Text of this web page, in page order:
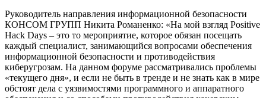
Руководитель направления информационной безопасности
КОНСОМ ГРУПП Никита Романенко: «На мой взгляд Positive
Hack Days – это то мероприятие, которое обязан посещать
каждый специалист, занимающийся вопросами обеспечения
информационной безопасности и противодействия
киберугрозам. На данном форуме рассматривались проблемы
«текущего дня», и если не быть в тренде и не знать как в мире
обстоят дела с уязвимостями программного и аппаратного